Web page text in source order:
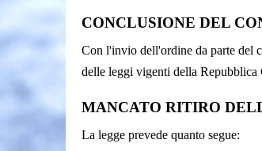
CONCLUSIONE DEL
Con l'invio dell'ordine da parte del
delle leggi vigenti della Repubblica
MANCATO RITIRO
La legge prevede quanto segue: